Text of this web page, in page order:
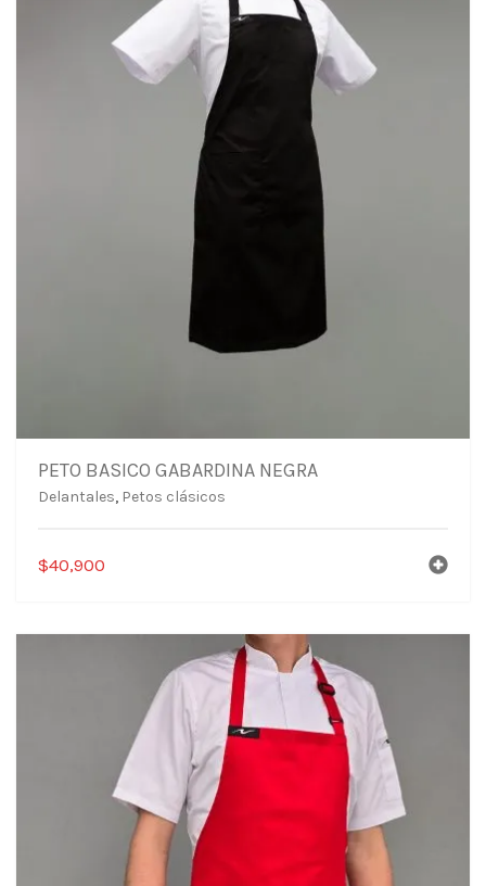
PETO BASICO GABARDINA NEGRA
Delantales, Petos clásicos
$40,900